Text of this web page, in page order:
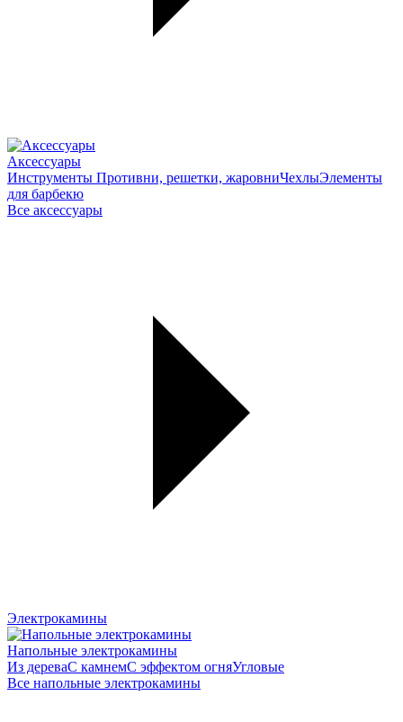
Аксессуары
Инструменты Противни, решетки, жаровниЧехлыЭлементы
для барбекю
Все аксессуары
Электрокамины
Напольные электрокамины
Из дереваС камнемС эффектом огняУгловые
Все напольные электрокамины